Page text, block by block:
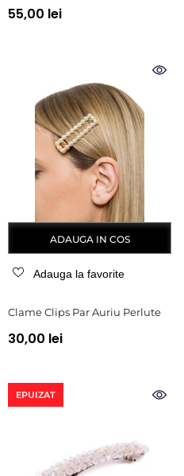
55,00 lei
ADAUGA IN COS
Adauga la favorite
Clame Clips Par Auriu Perlute
30,00 lei
EPUIZAT